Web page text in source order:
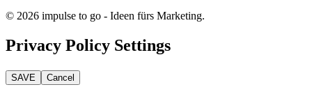
© 2026 impulse to go - Ideen fürs Marketing.
Privacy Policy Settings
SAVE Cancel